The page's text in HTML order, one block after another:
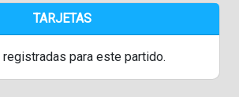
TARJETAS
registradas para este partido.